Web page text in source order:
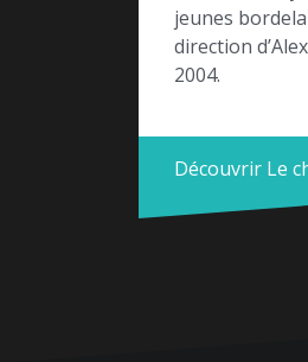
jeunes
direction
2004.
Découvrir Le